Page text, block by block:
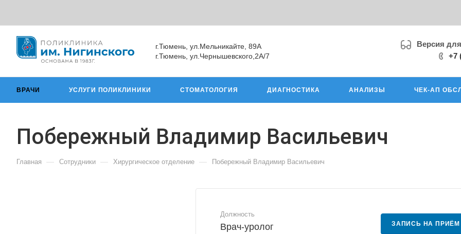
г.Тюмень, ул.Мельникайте, 89А
г.Тюмень, ул.Чернышевского,2А/7
Версия
+7
ВРАЧИ УСЛУГИ ПОЛИКЛИНИКИ СТОМАТОЛОГИЯ ДИАГНОСТИКА АНАЛИЗЫ ЧЕК-АП
Побережный Владимир Васильевич
Главная — Сотрудники — Хирургическое отделение — Побережный Владимир Васильевич
Должность
Врач-уролог ЗАПИСЬ НА ПРИЁМ